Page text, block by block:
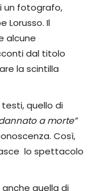
un fotografo,
Lorusso. Il
alcune
dal titolo
la scintilla
quello di
a morte”
Così,
lo spettacolo
quella di